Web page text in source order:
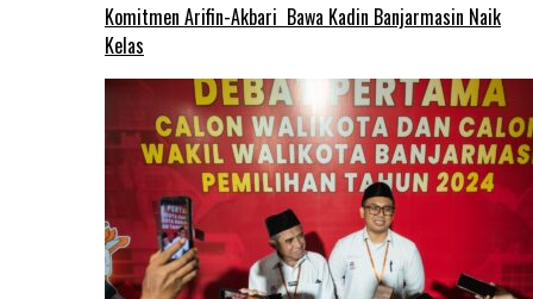
Komitmen Arifin-Akbari Bawa Kadin Banjarmasin Naik
Kelas